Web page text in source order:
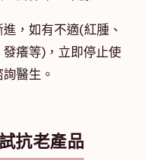
，如有不適(紅腫、
癢等)，立即停止使
醫生。
抗老產品